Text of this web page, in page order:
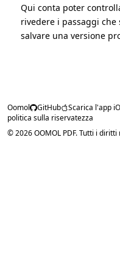
Qui conta poter
rivedere i passaggi
salvare una versione
Oomol GitHub Scarica l'app
politica sulla riservatezza
© 2026 OOMOL PDF. Tutti i